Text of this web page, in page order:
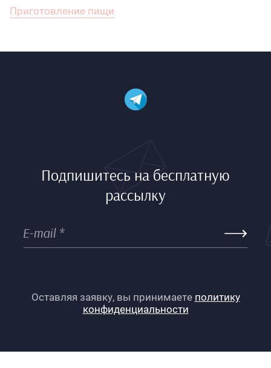
Приготовление пищи
Подпишитесь на бесплатную
рассылку
Оставляя заявку, вы принимаете политику
конфиденциальности